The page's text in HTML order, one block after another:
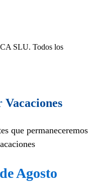
SLU. Todos los
que permaneceremos
Agosto